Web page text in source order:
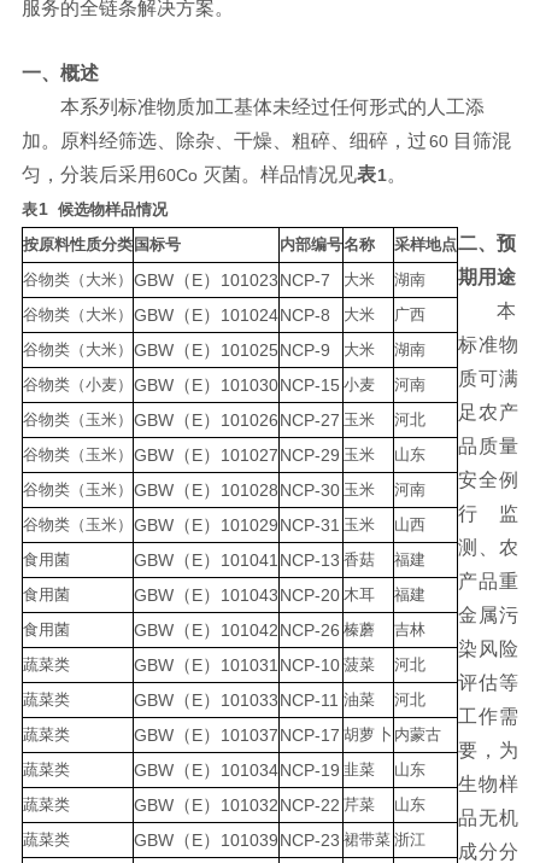
服务的全链条解决方案。
一、概述
本系列标准物质加工基体未经过任何形式的人工添
加。原料经筛选、除杂、 干燥、粗碎、细碎，过60 目筛混
匀，分装后采用60Co 灭菌。样品情况见表1。
表1 候选物样品情况
按原料性质分类国标号 内部编号名称
采样地点
谷物类（大米） GBW（E） 101023NCP-7 大米
湖南
谷物类（大米） GBW（E） 101024NCP-8 大米
广西
谷物类（大米） GBW（E） 101025NCP-9 大米
湖南
谷物类（小麦） GBW（E） 101030NCP-15 小麦
河南
谷物类（玉米） GBW（E） 101026NCP-27 玉米
河北
谷物类（玉米） GBW（E） 101027NCP-29 玉米
山东
谷物类（玉米） GBW（E） 101028NCP-30 玉米
河南
谷物类（玉米） GBW（E） 101029NCP-31 玉米
山西
食用菌
GBW（E） 101041 NCP-13 香菇
福建
食用菌
GBW（E） 101043NCP-20 木耳
福建
食用菌
GBW（E） 101042NCP-26 榛蘑
吉林
蔬菜类
GBW（E） 101031 NCP-10 菠菜
河北
蔬菜类
GBW（E） 101033NCP-11 油菜
河北
蔬菜类
GBW（E） 101037NCP-17 胡萝 卜 内蒙古
蔬菜类
GBW（E） 101034NCP-19 韭菜
山东
蔬菜类
GBW（E） 101032NCP-22 芹菜
山东
蔬菜类
GBW（E） 101039NCP-23 裙带菜 浙江
二、预
期用途
本
标准物
质可满
足农产
品质量
安全例
行监
测、农
产品重
金属污
染风险
评估等
工作需
要，为
生物样
品无机
成分分